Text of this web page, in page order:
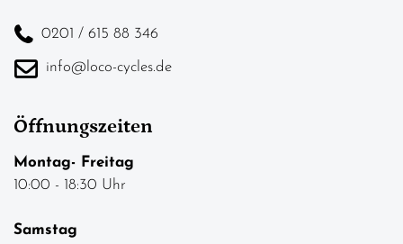
0201 / 615 88 346
info@loco-cycles.de
Öffnungszeiten
Montag- Freitag
10:00 - 18:30 Uhr
Samstag